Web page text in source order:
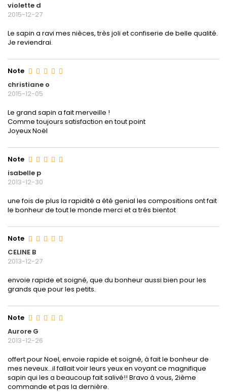
violette d
2015-12-27
Le sapin a ravi mes nièces, très joli et confiserie de belle qualité.
Je reviendrai.
Note
christiane o
2015-12-05
Le grand sapin a fait merveille !
Comme toujours satisfaction en tout point
Joyeux Noël
Note
isabelle p
2013-12-30
une fois de plus la rapidité a été genial les compositions ont fait
le bonheur de tout le monde merci et a trés bientot
Note
CELINE B
2013-12-27
envoie rapide et soigné, que du bonheur aussi bien pour les
grands que pour les petits.
Note
Aurore G
2013-12-26
offert pour Noel, envoie rapide et soigné, à fait le bonheur de
mes neveux...il fallait voir leurs yeux en voyant ce magnifique
sapin qui les a beaucoup fait salivé!! Bravo à vous, 2ième
commande et pas la dernière.